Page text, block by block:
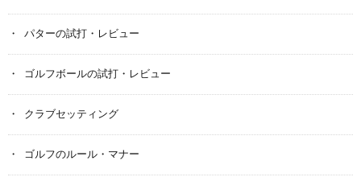
パターの試打・レビュー
ゴルフボールの試打・レビュー
クラブセッティング
ゴルフのルール・マナー